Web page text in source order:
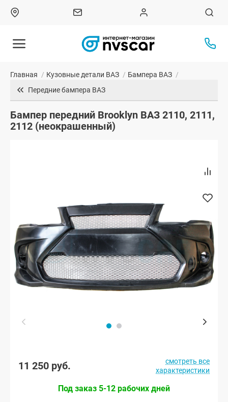
Главная / Кузовные детали ВАЗ / Бампера ВАЗ /
Передние бампера ВАЗ
Бампер передний Brooklyn ВАЗ 2110, 2111,
2112 (неокрашенный)
11 250 руб.
смотреть все
характеристики
Под заказ 5-12 рабочих дней